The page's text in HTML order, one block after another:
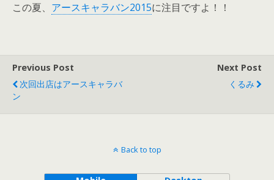
この夏、 アースキャラバン2015に注目ですよ！！
Previous Post
次回出店はアースキャラバ
ン
Next Post
くるみ
Back to top